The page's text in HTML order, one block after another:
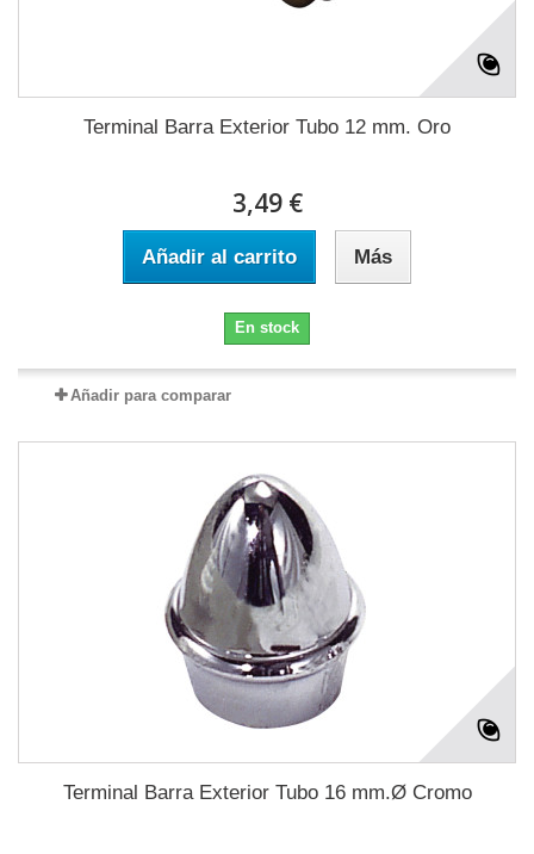
Terminal Barra Exterior Tubo 12 mm. Oro
3,49 €
Añadir al carrito Más
En stock
Añadir para comparar
Terminal Barra Exterior Tubo 16 mm.Ø Cromo